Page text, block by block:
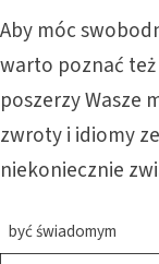
Aby móc
warto poznać
poszerzy Wasze
zwroty i idiomy
niekoniecznie
być świadomym